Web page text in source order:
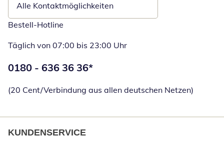
Alle Kontaktmöglichkeiten
Bestell-Hotline
Täglich von 07:00 bis 23:00 Uhr
Telefonnummer:
0180 - 636 36 36*
(20 Cent/Verbindung aus allen deutschen Netzen)
KUNDENSERVICE